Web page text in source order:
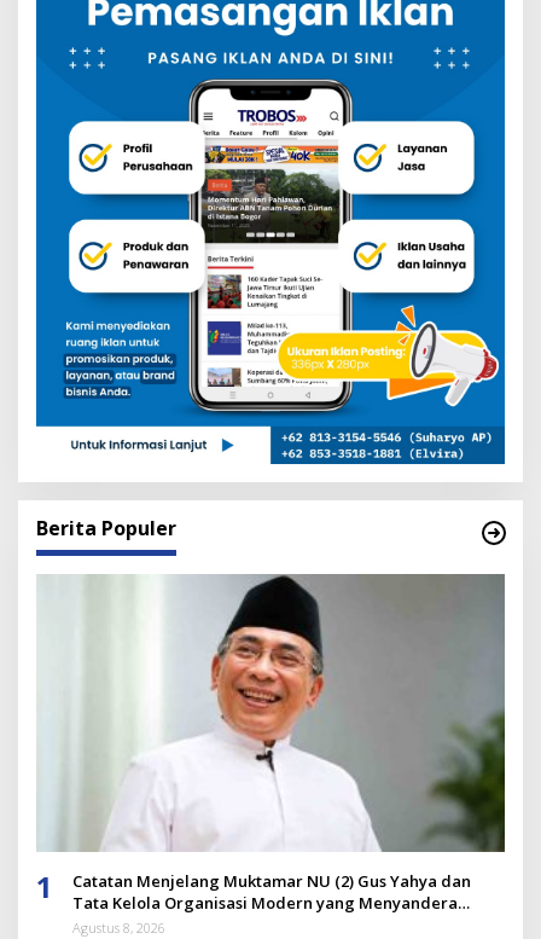
Berita Populer
1
Catatan Menjelang Muktamar NU (2) Gus Yahya dan
Tata Kelola Organisasi Modern yang Menyandera
Dirinya
Agustus 8, 2026